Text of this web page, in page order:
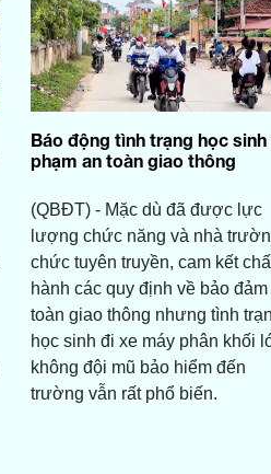
Báo động tình trạng học sinh
phạm an toàn giao thông
(QBĐT) - Mặc dù đã được lực
lượng chức năng và nhà
chức tuyên truyền, cam kết
hành các quy định về bảo đảm
toàn giao thông nhưng tình
học sinh đi xe máy phân khối
không đội mũ bảo hiểm đến
trường vẫn rất phổ biến.